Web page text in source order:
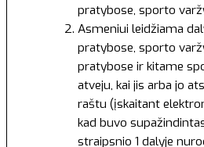
pratybose, sporto
Asmeniui leidžiama
pratybose, sporto
pratybose ir kitame
atveju, kai jis arba jo
raštu (įskaitant
kad buvo
straipsnio 1 dalyje